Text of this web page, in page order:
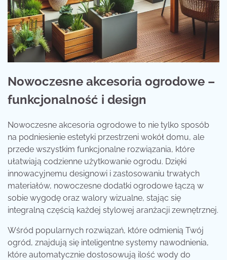
Nowoczesne akcesoria ogrodowe –
funkcjonalność i design
Nowoczesne akcesoria ogrodowe to nie tylko sposób
na podniesienie estetyki przestrzeni wokół domu, ale
przede wszystkim funkcjonalne rozwiązania, które
ułatwiają codzienne użytkowanie ogrodu. Dzięki
innowacyjnemu designowi i zastosowaniu trwałych
materiałów, nowoczesne dodatki ogrodowe łączą w
sobie wygodę oraz walory wizualne, stając się
integralną częścią każdej stylowej aranżacji zewnętrznej.
Wśród popularnych rozwiązań, które odmienią Twój
ogród, znajdują się inteligentne systemy nawodnienia,
które automatycznie dostosowują ilość wody do